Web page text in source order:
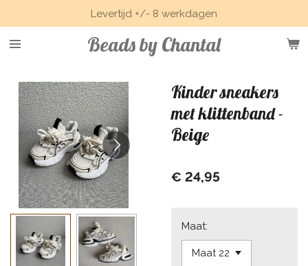
direct
naar
hoofdinhoud
Beads by Chantal
Levertijd +/- 8 werkdagen
Kinder sneakers
met klittenband -
Beige
€ 24,95
Maat: